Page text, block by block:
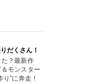
だくさん！
？最新作
＆モンスター
り”に奔走！